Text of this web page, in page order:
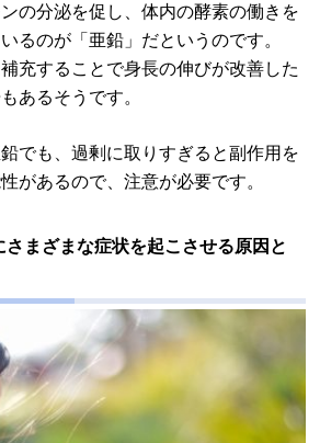
の分泌を促し、体内の酵素の働きを
るのが「亜鉛」だというのです。
充することで身長の伸びが改善した
あるそうです。
でも、過剰に取りすぎると副作用を
があるので、注意が必要です。
まざまな症状を起こさせる原因と